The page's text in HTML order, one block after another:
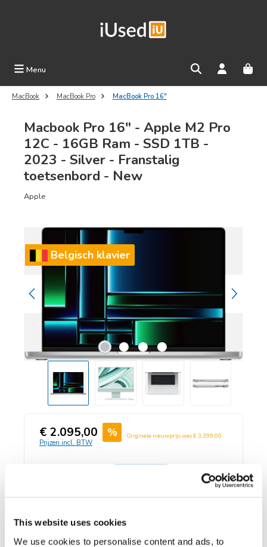
This website uses cookies
We use cookies to personalise content and ads, to
Menu
MacBook MacBook Pro MacBook Pro 16"
Macbook Pro 16" - Apple M2 Pro
12C - 16GB Ram - SSD 1TB -
2023 - Silver - Franstalig
toetsenbord - New
Apple
Afbeeldingengalerij overslaan
Belgisch klavier
Verkoopprijs:
€ 2.095,00 % Originele nieuwprijs wasNormale prijs:
€ 3.399,00
Prijzen incl. BTW
Nieuw in doosNieuw in doos